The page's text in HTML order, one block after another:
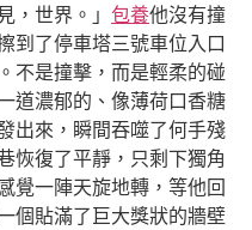
，世界。」 包養他沒有撞
到了停車塔三號車位入口
不是撞擊，而是輕柔的碰
道濃郁的、像薄荷口香糖
出來，瞬間吞噬了何手殘
恢復了平靜，只剩下獨角
覺一陣天旋地轉，等他回
個貼滿了巨大獎狀的牆壁